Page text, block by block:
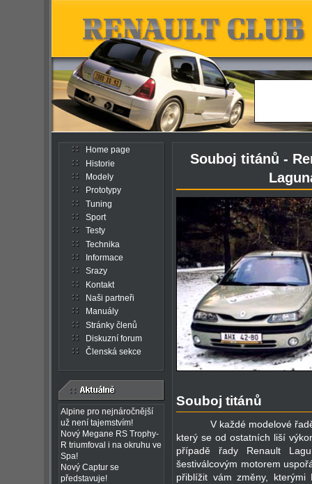
Home page
Historie
Modely
Prototypy
Tuning
Sport
Testy
Technika
Informace
Srazy
Kontakt
Naši partneři
Manuály
Stránky členů
Diskuzní forum
Členská sekce
Alpine pro nejnáročnější
už není tajemstvím!
Nový Megane RS Trophy-
R triumfoval i na okruhu ve
Spa!
Nový Captur se
představuje!
Souboj titánů -
Souboj titánů
V každé modelové řadě
který se od ostatních liší
případě řady Renault
šestiválcovým motorem
přiblížit vám změny,